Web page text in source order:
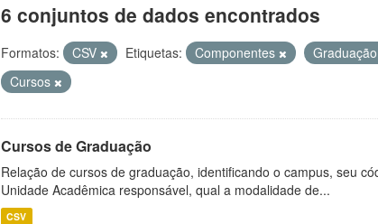
6 conjuntos de dados encontrados
Formatos: CSV Etiquetas: Componentes
Graduação
Cursos
Cursos de Graduação
Relação de cursos de graduação, identificando o campus, seu
Unidade Acadêmica responsável, qual a modalidade de...
CSV